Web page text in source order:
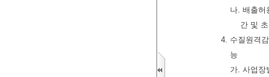
나. 배출허
간 및
4. 수질원격
능
가. 사업